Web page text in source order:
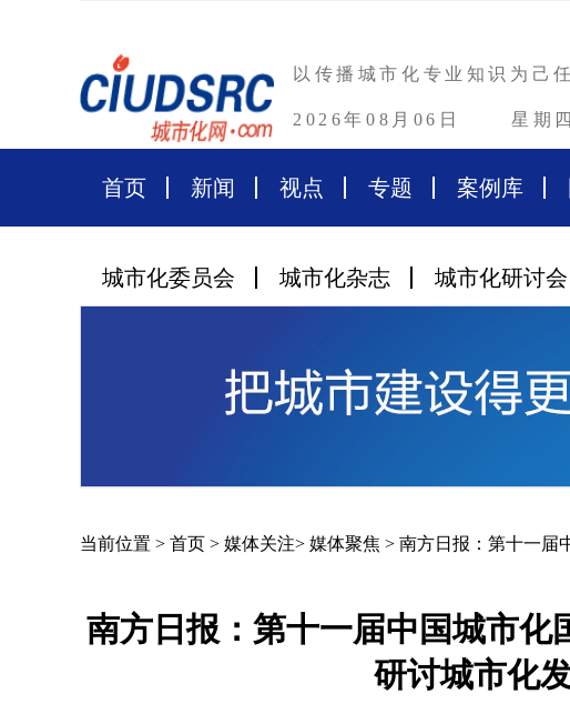
以传播城市化专业知识为己任
2026年08月06日 星期四
首页 新闻 视点 专题 案例库
城市化委员会 城市化杂志 城市化研讨会
当前位置 > 首页 > 媒体关注> 媒体聚焦 > 南方日报：第十一届
南方日报：第十一届中国城市化
研讨城市化